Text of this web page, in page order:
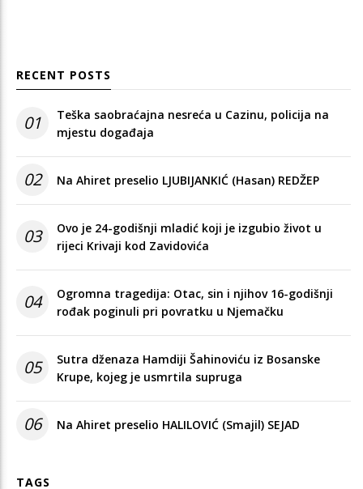
RECENT POSTS
01
Teška saobraćajna nesreća u Cazinu, policija na
mjestu događaja
02 Na Ahiret preselio LJUBIJANKIĆ (Hasan) REDŽEP
03
Ovo je 24-godišnji mladić koji je izgubio život u
rijeci Krivaji kod Zavidovića
04
Ogromna tragedija: Otac, sin i njihov 16-godišnji
rođak poginuli pri povratku u Njemačku
05
Sutra dženaza Hamdiji Šahinoviću iz Bosanske
Krupe, kojeg je usmrtila supruga
06 Na Ahiret preselio HALILOVIĆ (Smajil) SEJAD
TAGS